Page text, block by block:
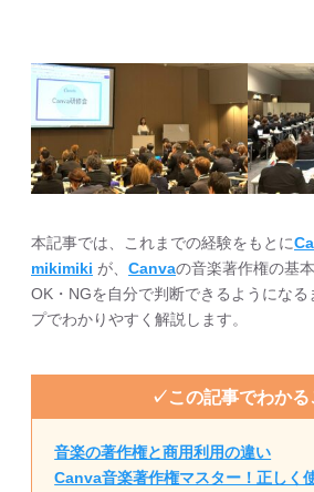
本記事では、これまでの経験をもとに
mikimiki が、 Canvaの音楽著作権の基
OK・NGを自分で判断できるようになる
プでわかりやすく解説します。
✓この記事でわかる
音楽の著作権と商用利用の違い
Canva音楽著作権マスター！正しく